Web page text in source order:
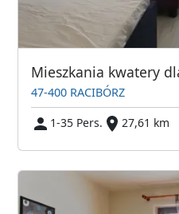
Mieszkania kwatery
47-400 RACIBÓRZ
1-35 Pers.
27,61 km